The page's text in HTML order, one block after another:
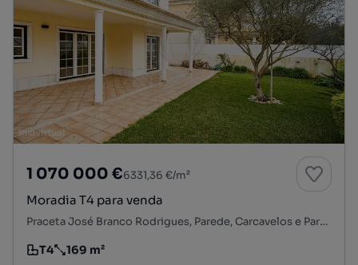
1 070 000 €6331,36 €/m²
Moradia T4 para venda
Praceta José Branco Rodrigues, Parede, Carcavelos e Parede, Cascais, Lisboa
Tipologia
T4
Preço por metro quadrado
169 m²